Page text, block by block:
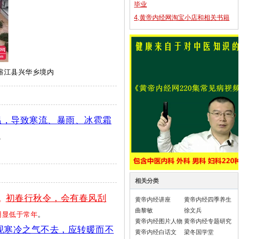
江县兴华乡境内
导致寒流、暴雨、冰雹霜
初春行秋令，会有春风刮
显低于常年。
冷之气不去，应转暖而不
毕业
4,黄帝内经网淘宝小店和相关书籍
相关分类
黄帝内经讲座
黄帝内经四季养生
法
曲黎敏
徐文兵
黄帝内经图片人物 黄帝内经专题研究
黄帝内经白话文
梁冬国学堂